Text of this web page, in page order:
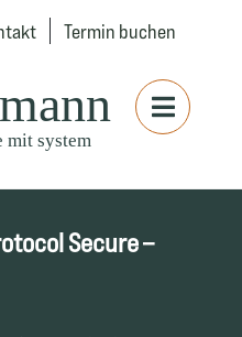
Termin buchen
Secure –